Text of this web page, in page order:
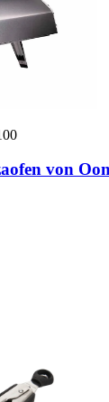
von